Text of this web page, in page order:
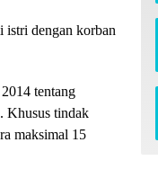
istri dengan korban
tentang
Khusus tindak
maksimal 15